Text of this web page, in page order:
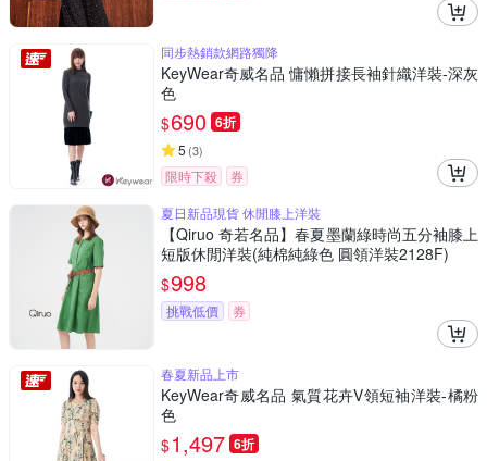
同步熱銷款網路獨降
KeyWear奇威名品 慵懶拼接長袖針織洋裝-深灰
色
$690 6折
5 (3)
限時下殺
券
夏日新品現貨 休閒膝上洋裝
【Qiruo 奇若名品】春夏墨蘭綠時尚五分袖膝上
短版休閒洋裝(純棉純綠色 圓領洋裝2128F)
$998
挑戰低價 券
春夏新品上市
KeyWear奇威名品 氣質花卉V領短袖洋裝-橘粉
色
$1,497 6折